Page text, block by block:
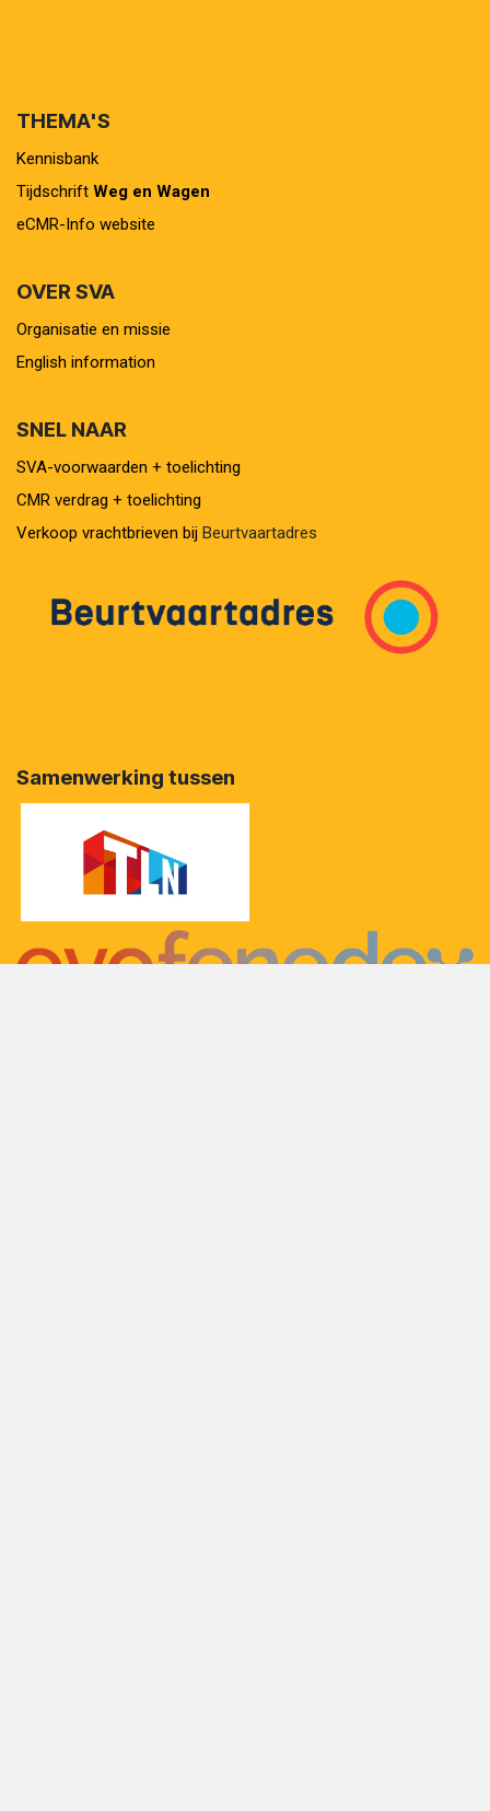
THEMA'S
Kennisbank
Tijdschrift Weg en Wagen
eCMR-Info website
OVER SVA
Organisatie en missie
English information
SNEL NAAR
SVA-voorwaarden + toelichting
CMR verdrag + toelichting
Verkoop vrachtbrieven bij Beurtvaartadres
Samenwerking tussen